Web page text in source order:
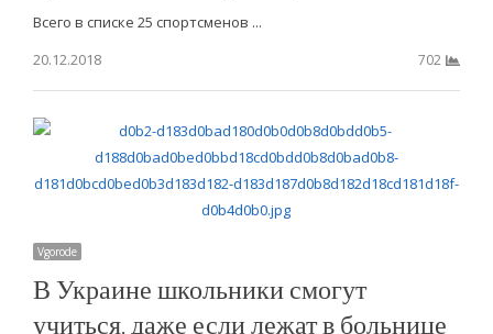
Всего в списке 25 спортсменов ...
20.12.2018
702
Vgorode
В Украине школьники смогут
учиться, даже если лежат в больнице